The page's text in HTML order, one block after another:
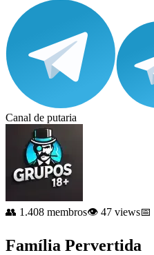
Canal de putaria
👥 1.408 membros👁️ 47 views📅
Família Pervertida